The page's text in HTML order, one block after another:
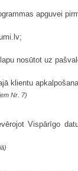
apguvei
nosūtot uz
klientu
Nr. 7)
Vispārīgo